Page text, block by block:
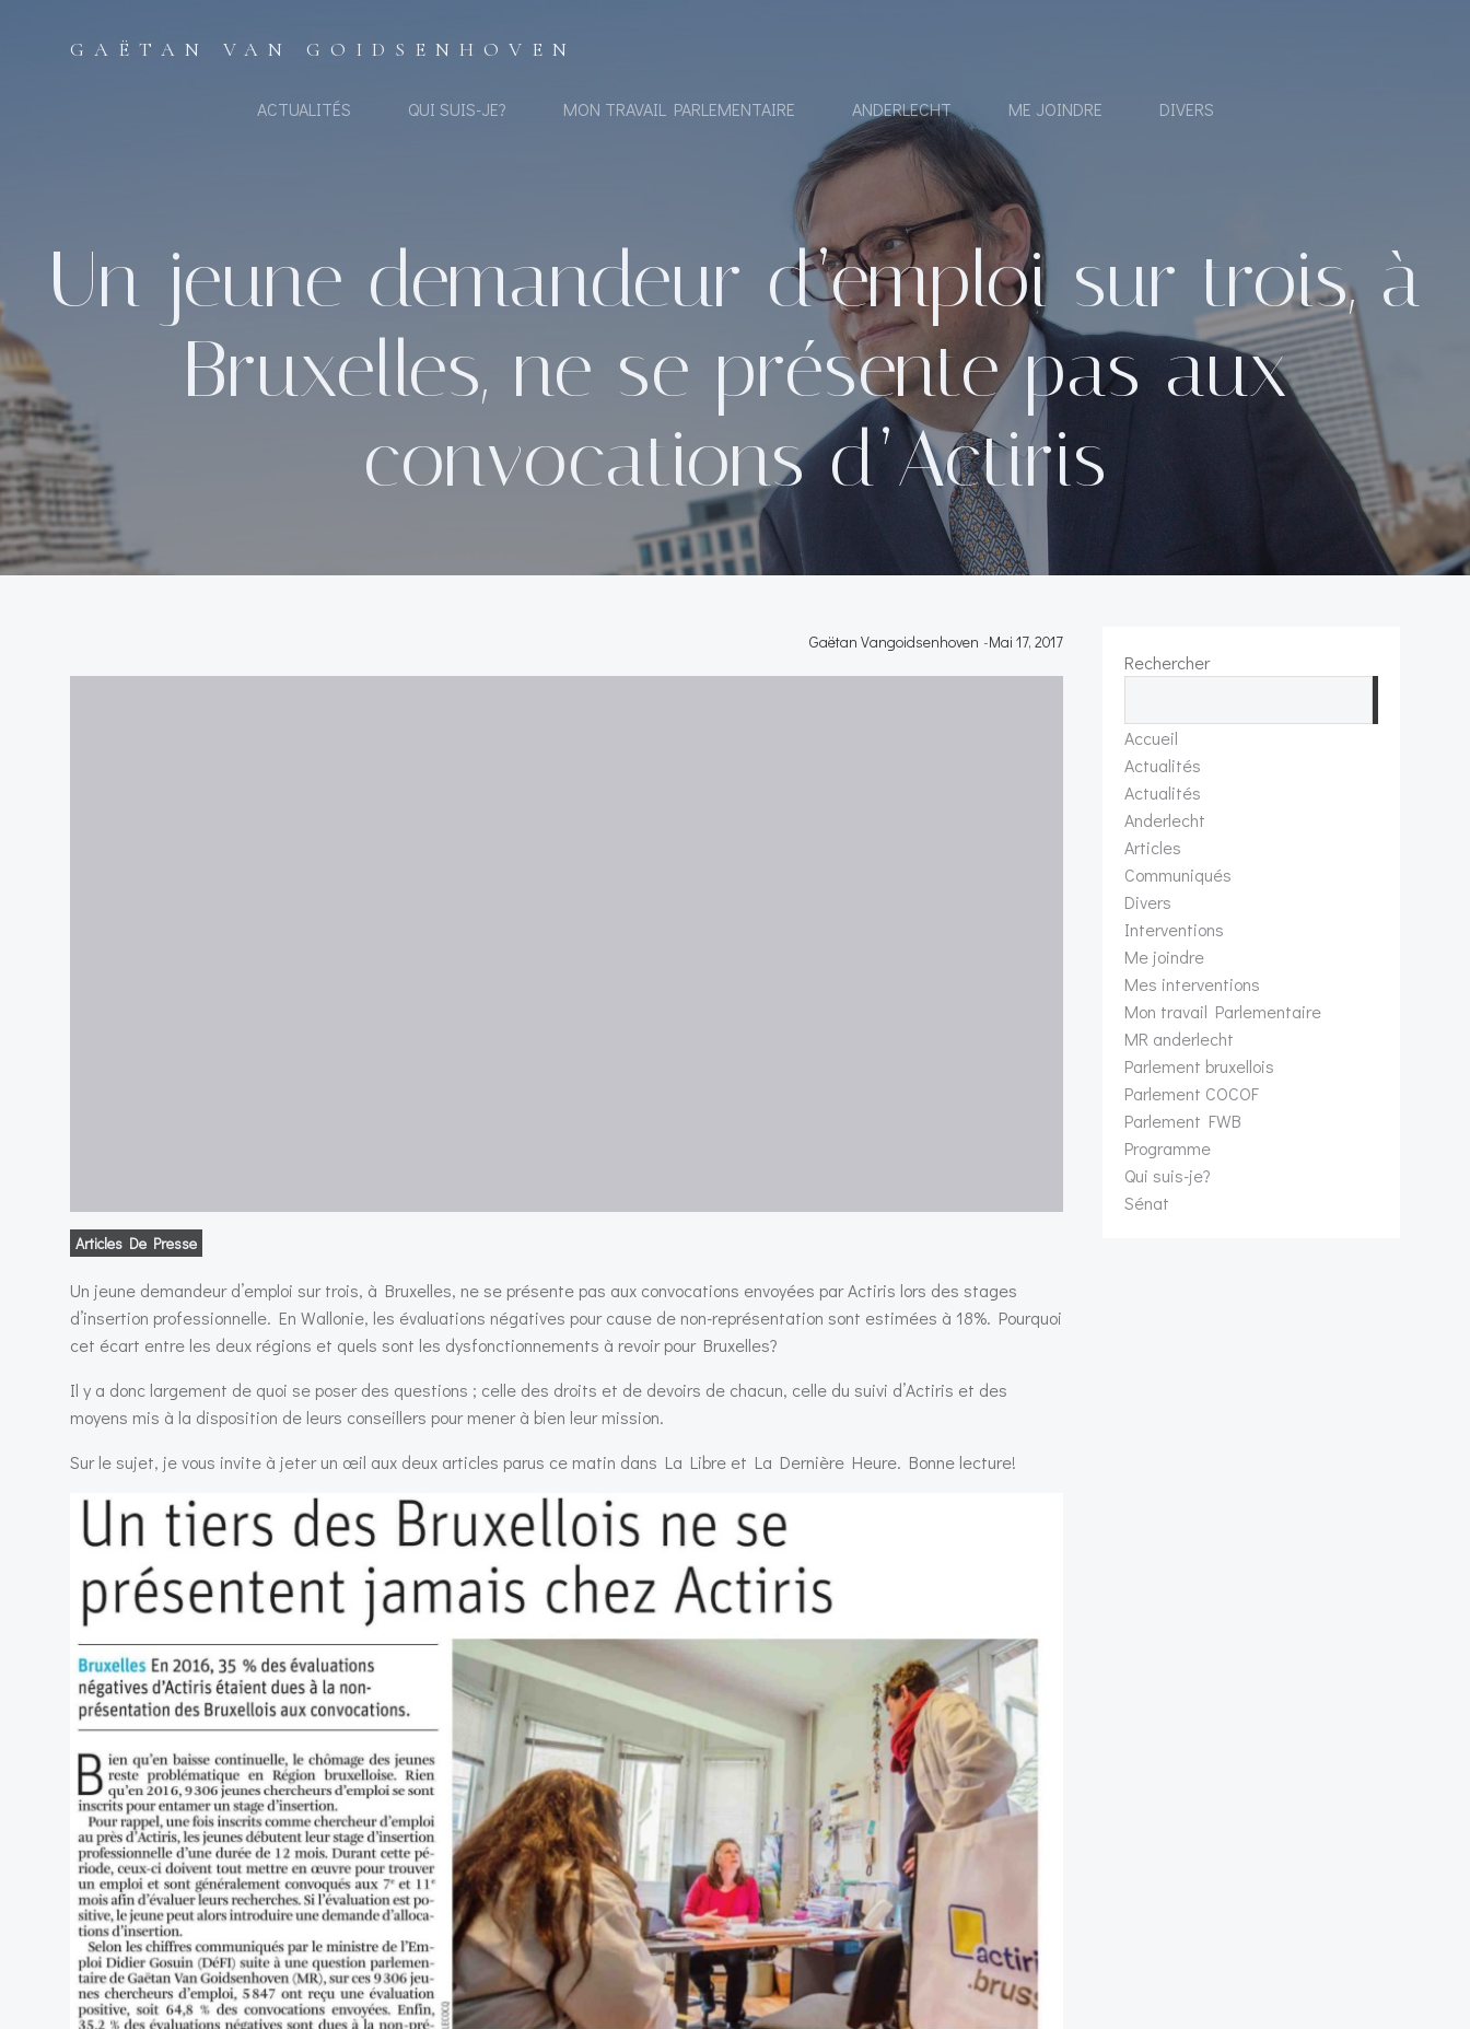
GAËTAN VAN GOIDSENHOVEN
ACTUALITÉS QUI SUIS-JE? MON TRAVAIL PARLEMENTAIRE ANDERLECHT ME JOINDRE DIVERS
Un jeune demandeur d’emploi sur trois, à
Bruxelles, ne se présente pas aux
convocations d’Actiris
Gaëtan Vangoidsenhoven -Mai 17, 2017
Articles De Presse
Un jeune demandeur d’emploi sur trois, à Bruxelles, ne se présente pas aux convocations envoyées par Actiris lors des stages
d’insertion professionnelle. En Wallonie, les évaluations négatives pour cause de non-représentation sont estimées à 18%. Pourquoi
cet écart entre les deux régions et quels sont les dysfonctionnements à revoir pour Bruxelles?
Il y a donc largement de quoi se poser des questions ; celle des droits et de devoirs de chacun, celle du suivi d’Actiris et des
moyens mis à la disposition de leurs conseillers pour mener à bien leur mission.
Sur le sujet, je vous invite à jeter un œil aux deux articles parus ce matin dans La Libre et La Dernière Heure. Bonne lecture!
Rechercher
Accueil
Actualités
Actualités
Anderlecht
Articles
Communiqués
Divers
Interventions
Me joindre
Mes interventions
Mon travail Parlementaire
MR anderlecht
Parlement bruxellois
Parlement COCOF
Parlement FWB
Programme
Qui suis-je?
Sénat